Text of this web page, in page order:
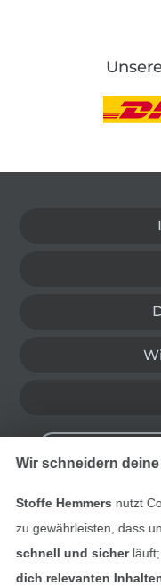
Finde
Wir schneidern
Stoffe Hemmers nutzt
zu gewährleisten, dass
schnell und sicherläuft;
dich relevanten